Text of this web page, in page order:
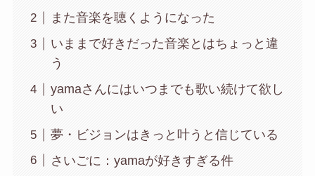
また音楽を聴くようになった
いままで好きだった音楽とはちょっと違
う
yamaさんにはいつまでも歌い続けて欲し
い
夢・ビジョンはきっと叶うと信じている
さいごに：yamaが好きすぎる件